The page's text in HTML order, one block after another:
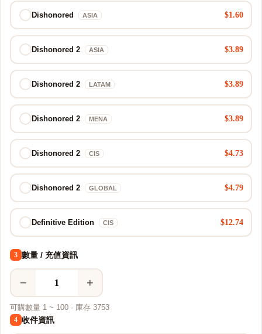
Dishonored ASIA $1.60
Dishonored 2 ASIA $3.89
Dishonored 2 LATAM $3.89
Dishonored 2 MENA $3.89
Dishonored 2 CIS $4.73
Dishonored 2 GLOBAL $4.79
Definitive Edition CIS $12.74
3 數量 / 充值資訊
− +
可購數量 1 ~ 100 · 庫存 3753
4 收件資訊